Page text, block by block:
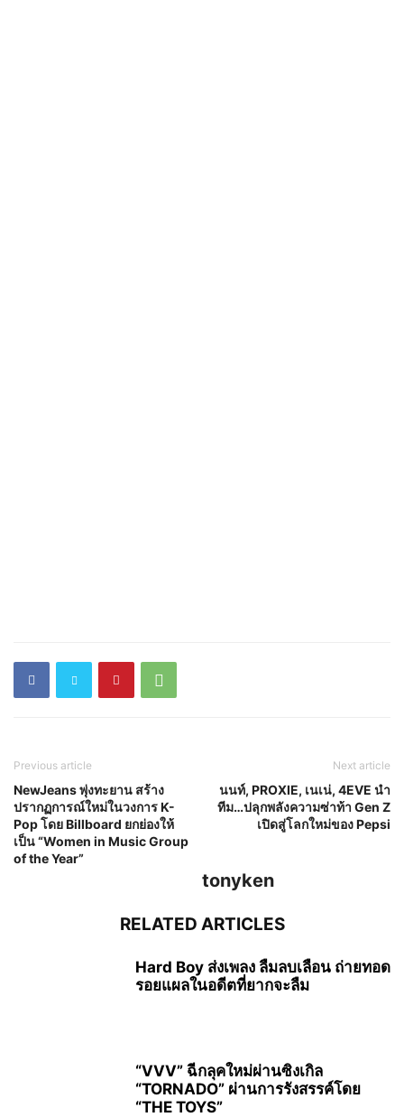
Previous article
NewJeans พุ่งทะยาน สร้าง
ปรากฏการณ์ใหม่ในวงการ K-
Pop โดย Billboard ยกย่องให้
เป็น “Women in Music Group
of the Year”
Next article
นนท์, PROXIE, เนเน่, 4EVE นำ
ทีม…ปลุกพลังความซ่าท้า Gen Z
เปิดสู่โลกใหม่ของ Pepsi
tonyken
RELATED ARTICLES
Hard Boy ส่งเพลง ลืมลบเลือน ถ่ายทอด
รอยแผลในอดีตที่ยากจะลืม
“VVV” ฉีกลุคใหม่ผ่านซิงเกิล
“TORNADO” ผ่านการรังสรรค์โดย
“THE TOYS”